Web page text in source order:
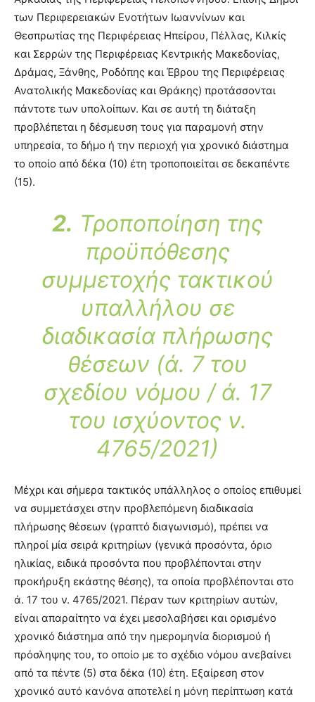
των Περιφερειακών Ενοτήτων Ιωαννίνων και
Θεσπρωτίας της Περιφέρειας Ηπείρου, Πέλλας, Κιλκίς
και Σερρών της Περιφέρειας Κεντρικής Μακεδονίας,
Δράμας, Ξάνθης, Ροδόπης και Έβρου της Περιφέρειας
Ανατολικής Μακεδονίας και Θράκης) προτάσσονται
πάντοτε των υπολοίπων. Και σε αυτή τη διάταξη
προβλέπεται η δέσμευση τους για παραμονή στην
υπηρεσία, το δήμο ή την περιοχή για χρονικό διάστημα
το οποίο από δέκα (10) έτη τροποποιείται σε δεκαπέντε
(15).
2. Τροποποίηση της
προϋπόθεσης
συμμετοχής τακτικού
υπαλλήλου σε
διαδικασία πλήρωσης
θέσεων (ά. 7 του
σχεδίου νόμου / ά. 17
του ισχύοντος ν.
4765/2021)
Μέχρι και σήμερα τακτικός υπάλληλος ο οποίος επιθυμεί
να συμμετάσχει στην προβλεπόμενη διαδικασία
πλήρωσης θέσεων (γραπτό διαγωνισμό), πρέπει να
πληροί μία σειρά κριτηρίων (γενικά προσόντα, όριο
ηλικίας, ειδικά προσόντα που προβλέπονται στην
προκήρυξη εκάστης θέσης), τα οποία προβλέπονται στο
ά. 17 του ν. 4765/2021. Πέραν των κριτηρίων αυτών,
είναι απαραίτητο να έχει μεσολαβήσει και ορισμένο
χρονικό διάστημα από την ημερομηνία διορισμού ή
πρόσληψης του, το οποίο με το σχέδιο νόμου ανεβαίνει
από τα πέντε (5) στα δέκα (10) έτη. Εξαίρεση στον
χρονικό αυτό κανόνα αποτελεί η μόνη περίπτωση κατά